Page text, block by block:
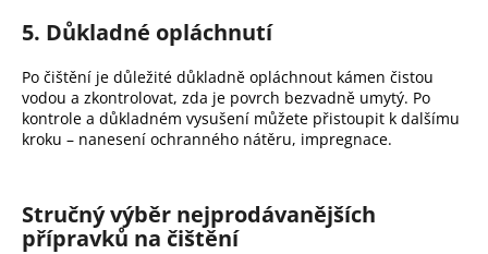
5. Důkladné opláchnutí
Po čištění je důležité důkladně opláchnout kámen čistou
vodou a zkontrolovat, zda je povrch bezvadně umytý. Po
kontrole a důkladném vysušení můžete přistoupit k dalšímu
kroku – nanesení ochranného nátěru, impregnace.
Stručný výběr nejprodávanějších
přípravků na čištění